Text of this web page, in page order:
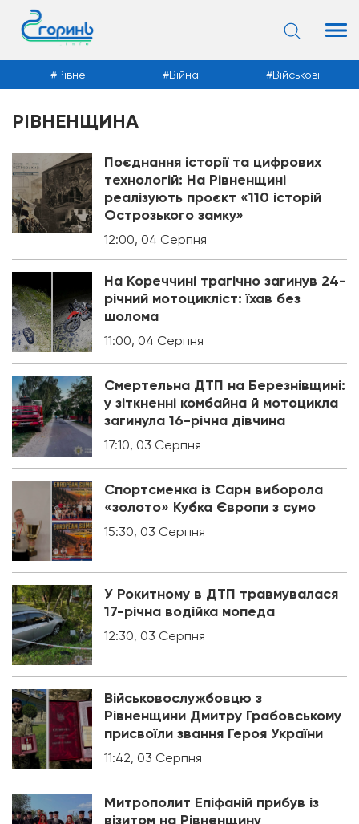
Новини
Рівне Війна Військові
РІВНЕНЩИНА
Поєднання історії та цифрових
технологій: На Рівненщині
реалізують проєкт «110 історій
Острозького замку»
12:00, 04 Серпня
На Кореччині трагічно загинув 24-
річний мотоцикліст: їхав без
шолома
11:00, 04 Серпня
Смертельна ДТП на Березнівщині:
у зіткненні комбайна й мотоцикла
загинула 16-річна дівчина
17:10, 03 Серпня
Спортсменка із Сарн виборола
«золото» Кубка Європи з сумо
15:30, 03 Серпня
У Рокитному в ДТП травмувалася
17-річна водійка мопеда
12:30, 03 Серпня
Військовослужбовцю з
Рівненщини Дмитру Грабовському
присвоїли звання Героя України
11:42, 03 Серпня
Митрополит Епіфаній прибув із
візитом на Рівненщину